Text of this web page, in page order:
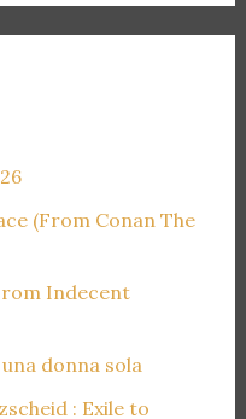
(From Conan The
Indecent
donna sola
: Exile to